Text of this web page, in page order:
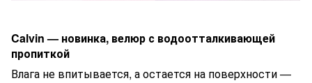
Calvin — новинка, велюр с водоотталкивающей
пропиткой
Влага не впитывается, а остается на поверхности —